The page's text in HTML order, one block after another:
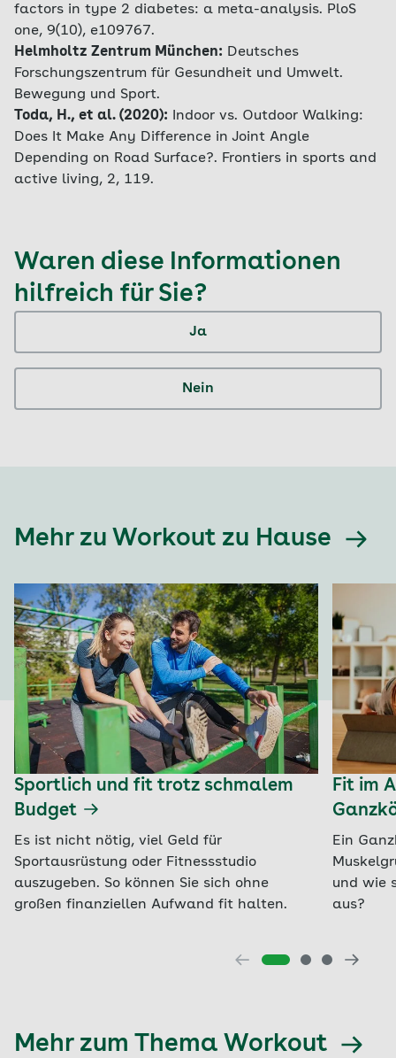
factors in type 2 diabetes: a meta-analysis. PloS
one, 9(10), e109767.
Helmholtz Zentrum München: Deutsches
Forschungszentrum für Gesundheit und Umwelt.
Bewegung und Sport.
Toda, H., et al. (2020):
Indoor vs. Outdoor Walking:
Does It Make Any Difference in Joint Angle
Depending on Road Surface?. Frontiers in sports and
active living, 2, 119.
Waren diese Informationen
hilfreich für Sie?
Ja
Nein
Mehr zu Workout zu Hause
Sportlich und fit trotz schmalem
Budget
Es ist nicht nötig, viel Geld für
Sportausrüstung oder Fitnessstudio
auszugeben. So können Sie sich ohne
großen finanziellen Aufwand fit halten.
Fit im
Ein
und wie
aus?
Mehr zum Thema Workout